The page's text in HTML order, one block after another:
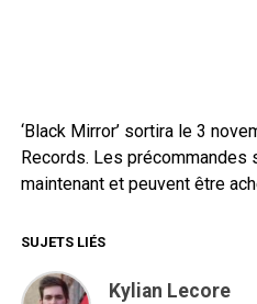
‘Black Mirror’ sortira le 3
Records. Les
maintenant et peuvent être
SUJETS LIÉS
Kylian Lecore